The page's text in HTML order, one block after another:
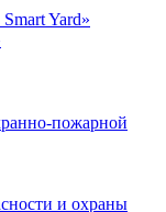
Yard»
пожарной
и охраны